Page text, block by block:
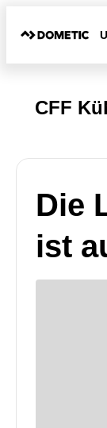
CFF
Die
ist